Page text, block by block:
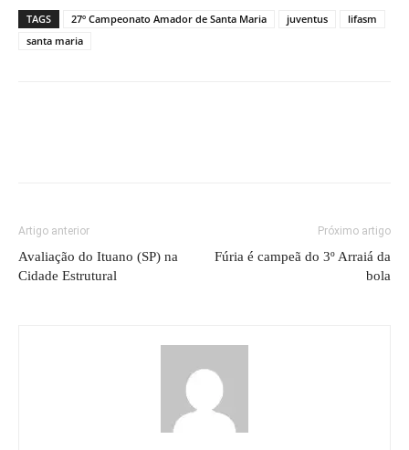
TAGS 27º Campeonato Amador de Santa Maria juventus
lifasm
santa maria
Artigo anterior
Avaliação do Ituano (SP) na
Cidade Estrutural
Próximo artigo
Fúria é campeã do 3º Arraiá da
bola